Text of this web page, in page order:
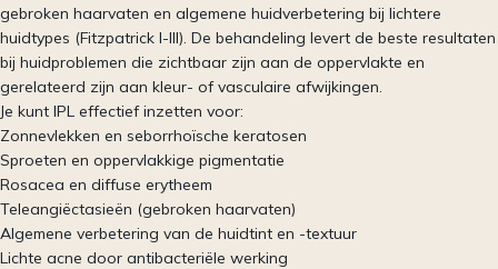
gebroken haarvaten en algemene huidverbetering bij lichtere
huidtypes (Fitzpatrick I-III). De behandeling levert de beste resultaten
bij huidproblemen die zichtbaar zijn aan de oppervlakte en
gerelateerd zijn aan kleur- of vasculaire afwijkingen.
Je kunt IPL effectief inzetten voor:
Zonnevlekken en seborrhoïsche keratosen
Sproeten en oppervlakkige pigmentatie
Rosacea en diffuse erytheem
Teleangiëctasieën (gebroken haarvaten)
Algemene verbetering van de huidtint en -textuur
Lichte acne door antibacteriële werking